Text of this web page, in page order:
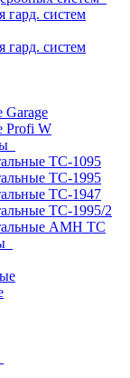
систем
систем
Garage
Profi W
TC-1095
TC-1995
TC-1947
TC-1995/2
AMH TC